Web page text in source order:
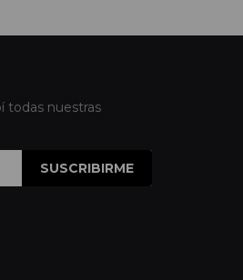
todas nuestras
SUSCRIBIRME